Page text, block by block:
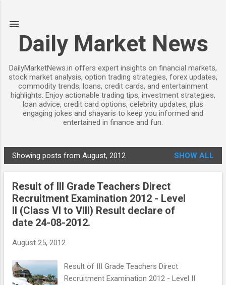
Daily Market News
DailyMarketNews.in offers expert insights on financial markets,
stock market analysis, option trading strategies, forex updates,
commodity trends, loans, credit cards, and entertainment
highlights. Enjoy actionable trading tips, investment strategies,
loan advice, credit card options, celebrity updates, plus
engaging jokes and shayaris to keep you informed and
entertained in finance and fun.
P
o
Showing posts from August, 2012 SHOW ALL
Result of III Grade Teachers Direct
Recruitment Examination 2012 - Level
II (Class VI to VIII) Result declare of
date 24-08-2012.
August 25, 2012
Result of III Grade Teachers Direct
Recruitment Examination 2012 - Level II